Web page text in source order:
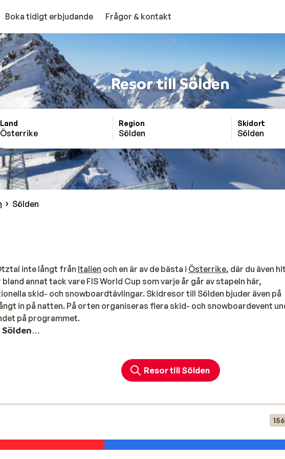
Boka tidigt erbjudande Frågor & kontakt
Resor till Sölden
Land
Österrike
Region
Sölden
Skidort
Sölden
Sölden
inte långt från Italien och en är av de bästa i Österrike, där du även
bland annat tack vare FIS World Cup som varje år går av stapeln här,
skid- och snowboardtävlingar. Skidresor till Sölden bjuder även på
in på natten. På orten organiseras flera skid- och snowboardevent
på programmet.
vilket bidrar till de perfekta snöförhållandena. Det 'r även här du hitta de
3000 höjd och på de olika topparna finns utsiktsplatser med fantastisk
många olika längdspår i området som varierar från nivåerna lätta till
i närheten av Sölden. Härifrån kan du nå två skidområden: områdena
området är mycket lämpligt för familjer. Det är lättillgängligt med bil
Resor till Sölden